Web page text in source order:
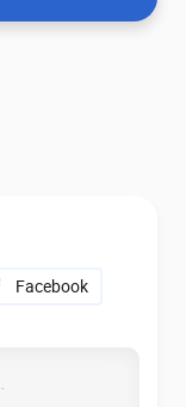
Facebook